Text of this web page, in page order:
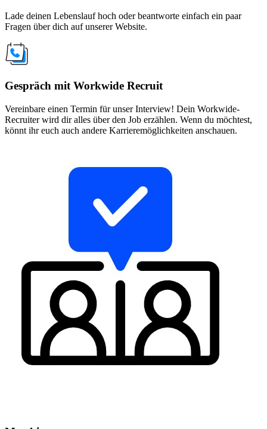
Lade deinen Lebenslauf hoch oder beantworte einfach ein paar
Fragen über dich auf unserer Website.
Gespräch mit Workwide Recruit
Vereinbare einen Termin für unser Interview! Dein Workwide-
Recruiter wird dir alles über den Job erzählen. Wenn du möchtest,
könnt ihr euch auch andere Karrieremöglichkeiten anschauen.